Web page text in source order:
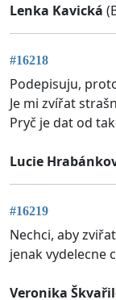
Lenka Kavická
#16218
Podepisuju,
Je mi zvířat
Pryč je dat od
Lucie
#16219
Nechci, aby
jenak vydelecne
Veronika